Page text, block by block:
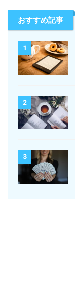
おすすめ記事
1
2
3